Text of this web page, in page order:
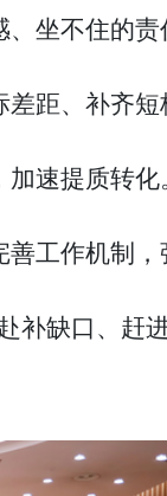
坐不住的责
距、补齐
速提质转
工作机制
补缺口、赶